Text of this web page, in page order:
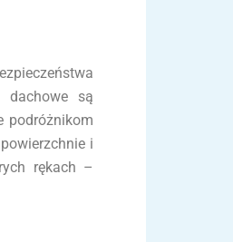
dachowe są
podróżnikom
i
rękach –